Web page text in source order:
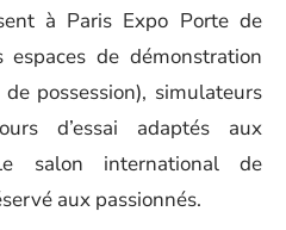
à Paris Expo Porte de
de démonstration
possession), simulateurs
d’essai adaptés aux
salon international de
aux passionnés.